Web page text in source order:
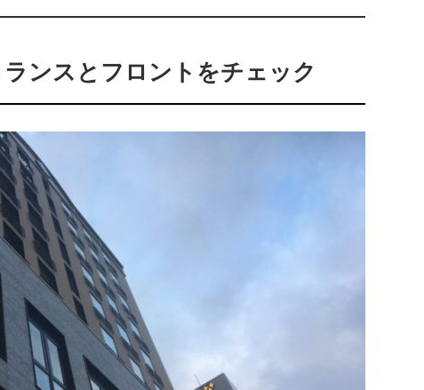
ンスとフロントをチェック